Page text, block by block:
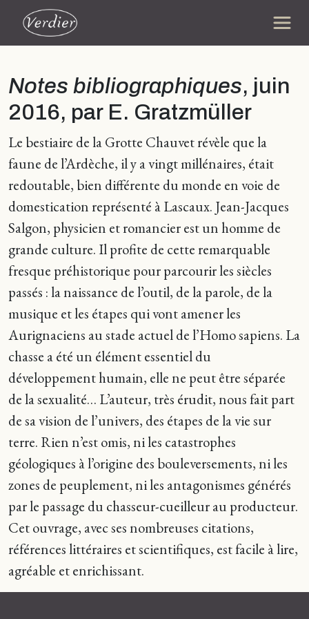
Notes bibliographiques, juin
2016, par E. Gratzmüller
Le bestiaire de la Grotte Chauvet révèle que la
faune de l’Ardèche, il y a vingt millénaires, était
redoutable, bien différente du monde en voie de
domestication représenté à Lascaux. Jean-Jacques
Salgon, physicien et romancier est un homme de
grande culture. Il profite de cette remarquable
fresque préhistorique pour parcourir les siècles
passés : la naissance de l’outil, de la parole, de la
musique et les étapes qui vont amener les
Aurignaciens au stade actuel de l’Homo sapiens. La
chasse a été un élément essentiel du
développement humain, elle ne peut être séparée
de la sexualité… L’auteur, très érudit, nous fait part
de sa vision de l’univers, des étapes de la vie sur
terre. Rien n’est omis, ni les catastrophes
géologiques à l’origine des bouleversements, ni les
zones de peuplement, ni les antagonismes générés
par le passage du chasseur-cueilleur au producteur.
Cet ouvrage, avec ses nombreuses citations,
références littéraires et scientifiques, est facile à lire,
agréable et enrichissant.